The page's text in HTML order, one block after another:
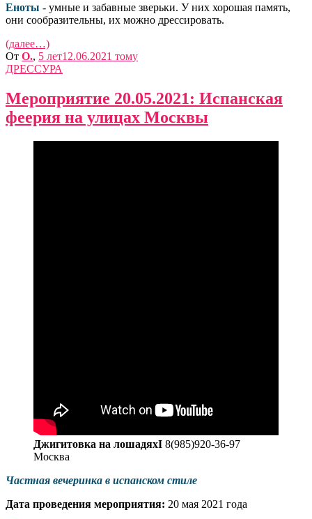
Еноты - умные и забавные зверьки. У них хорошая память,
они сообразительны, их можно дрессировать.
(далее…)
От O., 5 лет12.06.2021 тому
ДРЕССУРА
Мероприятие 20.05.2021: Испанская
феерия на улицах Москвы
Джигитовка на лошадяхI 8(985)920-36-97
Москва
Частная вечеринка в испанском стиле
Дата проведения мероприятия: 20 мая 2021 года